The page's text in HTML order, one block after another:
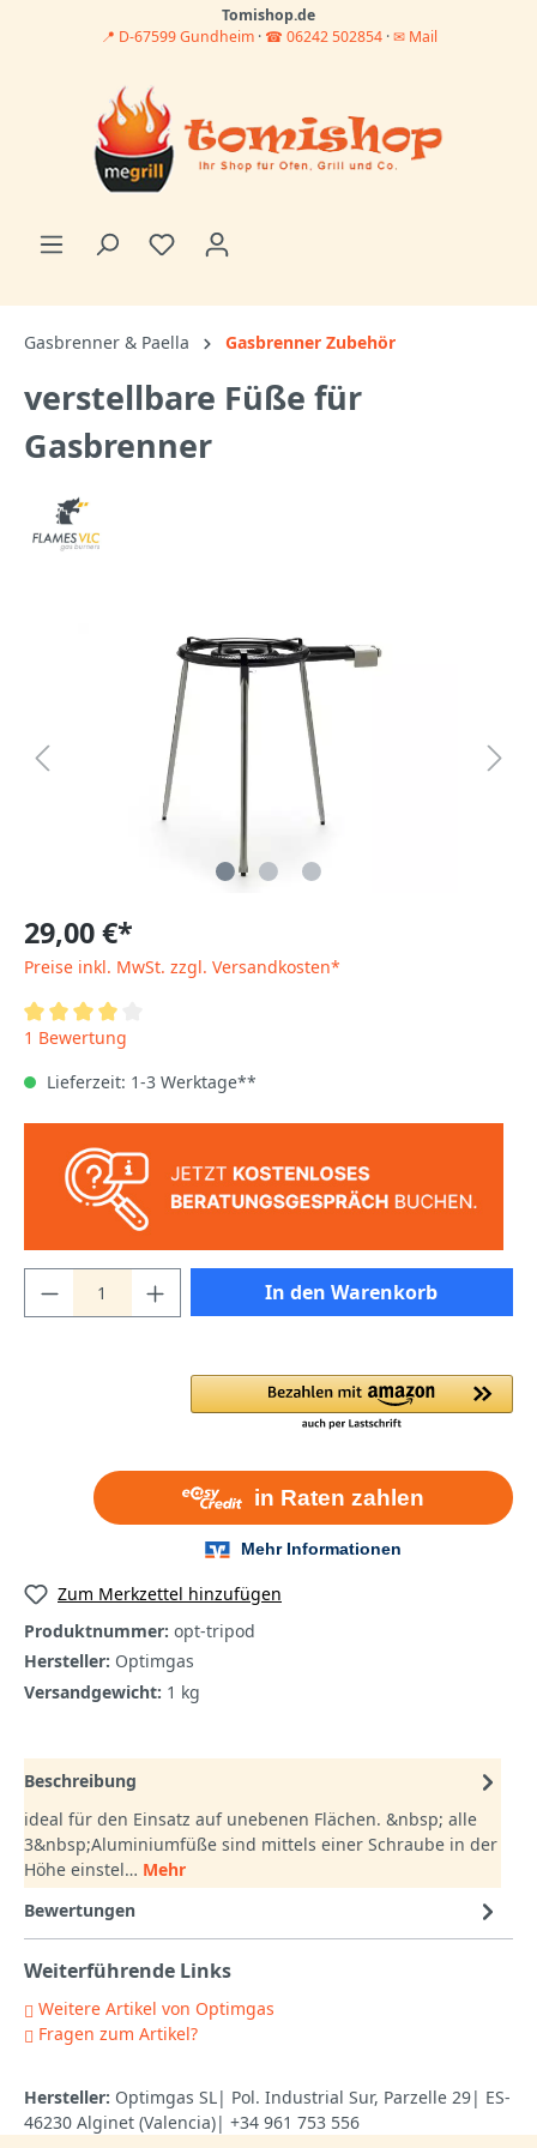
Tomishop.de
📍 D-67599 Gundheim · ☎ 06242 502854·✉ Mail
Gasbrenner & Paella Gasbrenner Zubehör
verstellbare Füße für
Gasbrenner
29,00 €*
Preise inkl. MwSt. zzgl. Versandkosten*
1 Bewertung
Lieferzeit: 1-3 Werktage**
In den Warenkorb
Zum Merkzettel hinzufügen
Produktnummer: opt-tripod
Hersteller: Optimgas
Versandgewicht: 1 kg
Beschreibung
ideal für den Einsatz auf unebenen Flächen. &nbsp; alle
3&nbsp;Aluminiumfüße sind mittels einer Schraube in der
Höhe einstel… Mehr
Bewertungen
Weiterführende Links
Weitere Artikel von Optimgas
Fragen zum Artikel?
Hersteller: Optimgas SL| Pol. Industrial Sur, Parzelle 29| ES-
46230 Alginet (Valencia)| +34 961 753 556